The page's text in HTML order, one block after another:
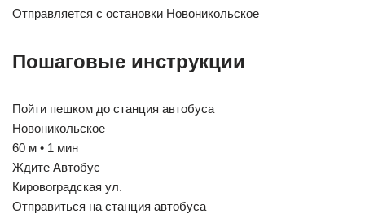
Отправляется с остановки Новоникольское
Пошаговые инструкции
Пойти пешком до станция автобуса
Новоникольское
60 м • 1 мин
Ждите Автобус
Кировоградская ул.
Отправиться на станция автобуса